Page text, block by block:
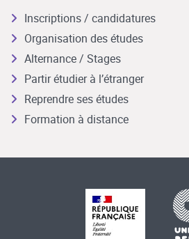
Inscriptions / candidatures
Organisation des études
Alternance / Stages
Partir étudier à l’étranger
Reprendre ses études
Formation à distance